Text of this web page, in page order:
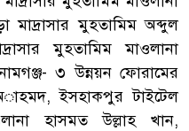
মাদ্রাসার মুহতামিম অব্দুল
মুহতামিম মাওলানা
৩ উন্নয়ন ফোরামের
ইসহাকপুর টাইটেল
হাসমত উল্লাহ খান,